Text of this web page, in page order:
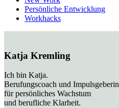
Persönliche Entwicklung
Workhacks
Katja Kremling
Ich bin Katja.
Berufungscoach und Impulsgeberin
für persönliches Wachstum
und berufliche Klarheit.